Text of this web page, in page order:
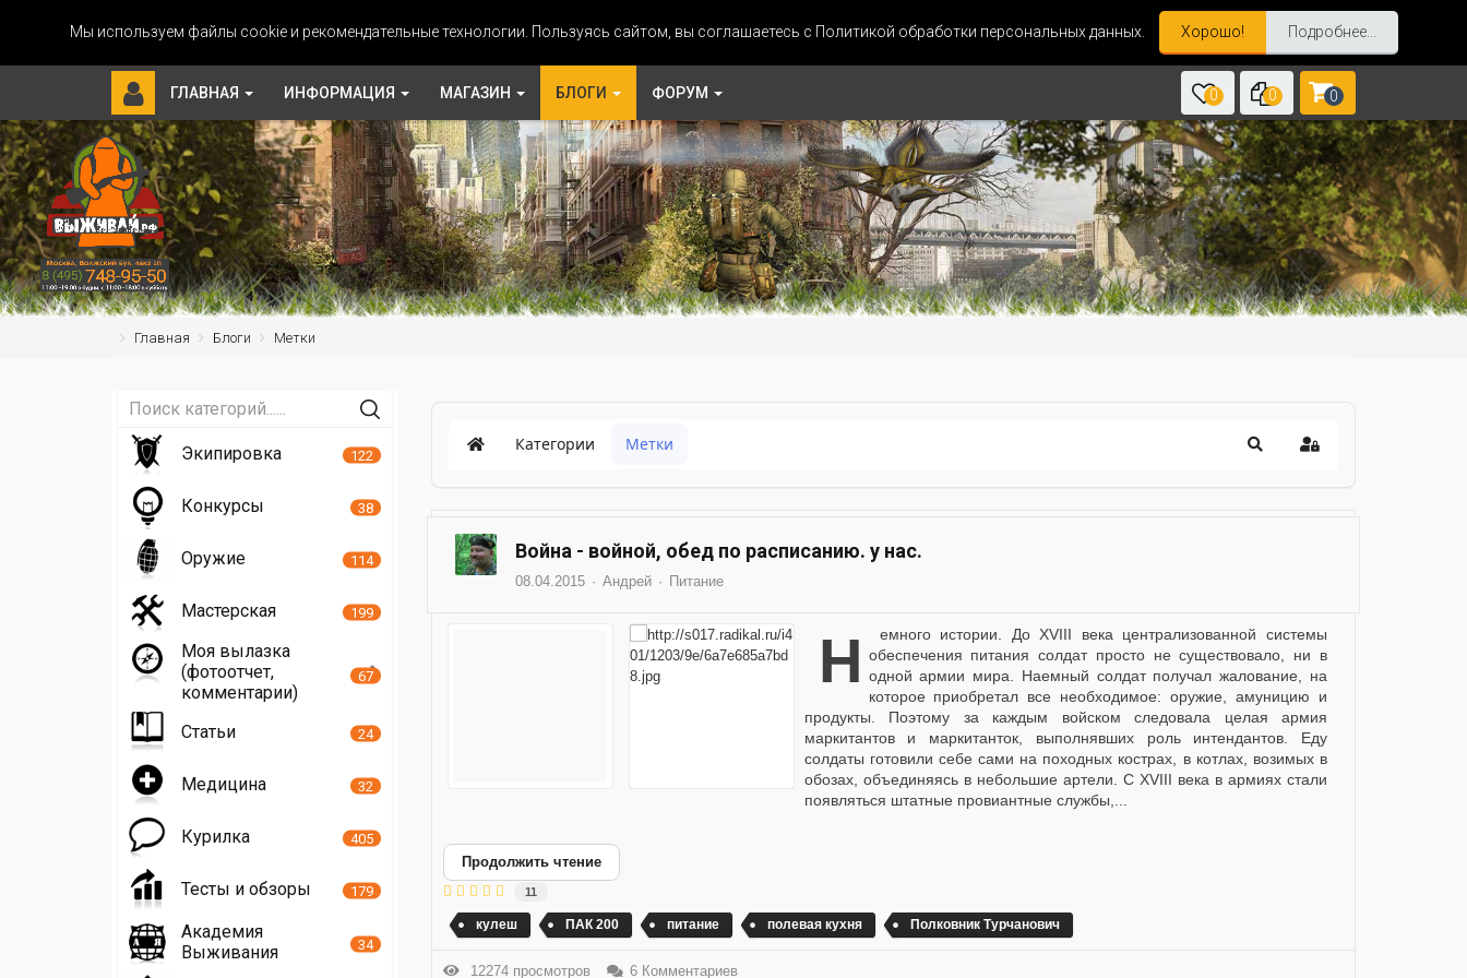
Мы используем файлы cookie и рекомендательные технологии. Пользуясь сайтом, вы соглашаетесь с Политикой обработки персональных данных. Хорошо! Подробнее...
ГЛАВНАЯ ИНФОРМАЦИЯ МАГАЗИН БЛОГИ ФОРУМ 0 0 0
Главная Блоги Метки
Категории Метки
Война - войной, обед по расписанию. у нас.
08.04.2015 Андрей Питание
Немного истории. До XVIII века централизованной системы обеспечения питания солдат просто не существовало, ни в
одной армии мира. Наемный солдат получал жалование, на
которое приобретал все необходимое: оружие, амуницию и
продукты. Поэтому за каждым войском следовала целая армия
маркитантов и маркитанток, выполнявших роль интендантов. Еду
солдаты готовили себе сами на походных кострах, в котлах, возимых в
обозах, объединяясь в небольшие артели. С XVIII века в армиях стали
появляться штатные провиантные службы,...
Продолжить чтение
11
кулеш ПАК 200 питание полевая кухня Полковник Турчанович
12274 просмотров 6 Комментариев
Экипировка 122
Конкурсы 38
Оружие 114
Мастерская 199
Моя вылазка
(фотоотчет,
комментарии)
67
Статьи 24
Медицина 32
Курилка 405
Тесты и обзоры 179
Академия
Выживания
34